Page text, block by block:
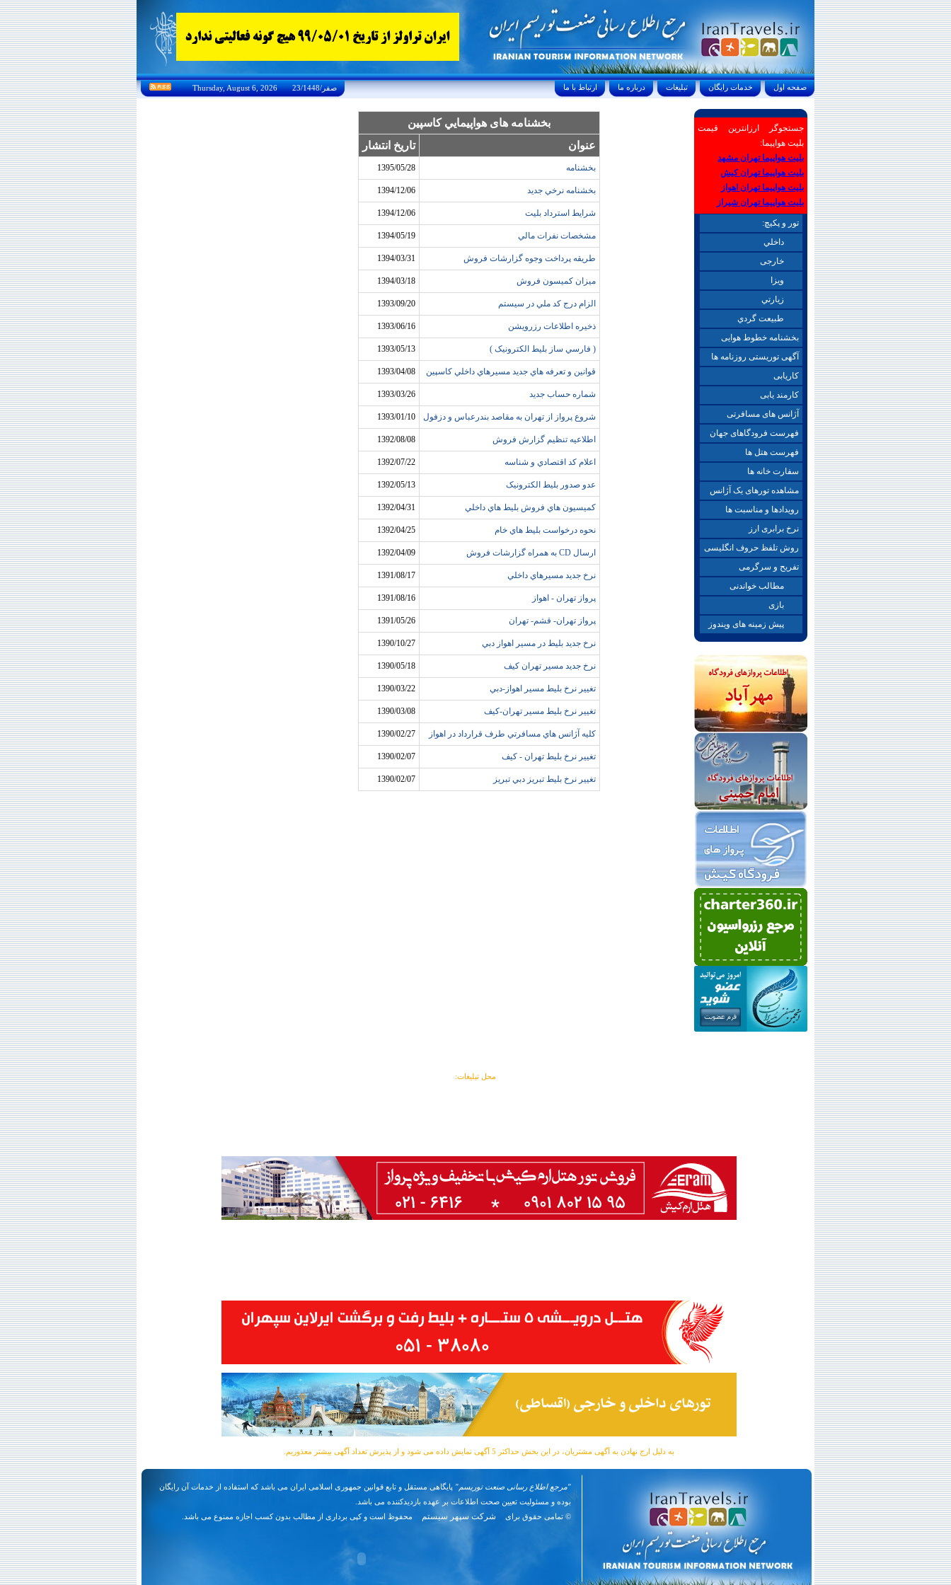
Thursday, August 6, 2026 23/صفر/1448 ارتباط با ما درباره ما تبليغات خدمات رايگان صفحه اول
بخشنامه های هواپيمايي کاسپين
عنوان
تاریخ انتشار
بخشنامه 1395/05/28
بخشنامه نرخي جديد 1394/12/06
شرايط استرداد بليت 1394/12/06
مشخصات نفرات مالي 1394/05/19
طريقه پرداخت وجوه گزارشات فروش 1394/03/31
ميزان کميسون فروش 1394/03/18
الزام درج کد ملي در سيستم 1393/09/20
ذخيره اطلاعات رزرويشن 1393/06/16
( فارسي ساز بليط الکترونيک ) 1393/05/13
قوانين و تعرفه هاي جديد مسيرهاي داخلي کاسپين 1393/04/08
شماره حساب جديد 1393/03/26
شروع پرواز از تهران به مقاصد بندرعباس و دزفول 1393/01/10
اطلاعيه تنظيم گزارش فروش 1392/08/08
اعلام کد اقتصادي و شناسه 1392/07/22
عدو صدور بليط الکترونيک 1392/05/13
کميسيون هاي فروش بليط هاي داخلي 1392/04/31
نحوه درخواست بليط هاي خام 1392/04/25
ارسال CD به همراه گزارشات فروش 1392/04/09
نرخ جديد مسيرهاي داخلي 1391/08/17
پرواز تهران - اهواز 1391/08/16
پرواز تهران- قشم- تهران 1391/05/26
نرخ جديد بليط در مسير اهواز دبي 1390/10/27
نرخ جديد مسير تهران کيف 1390/05/18
تغيير نرخ بليط مسير اهواز-دبي 1390/03/22
تغيير نرخ بليط مسير تهران-کيف 1390/03/08
کليه آژانس هاي مسافرتي طرف قرارداد در اهواز 1390/02/27
تغيير نرخ بليط تهران - کيف 1390/02/07
تغيير نرخ بليط تبريز دبي تبريز 1390/02/07
جستجوگر ارزانترین قیمت
بلیت هواپیما:
بلیت هواپیما تهران مشهد
بلیت هواپیما تهران کیش
بلیت هواپیما تهران اهواز
بلیت هواپیما تهران شیراز
تور و پکیچ:
داخلي
خارجی
ويزا
زيارتي
طبيعت گردي
بخشنامه خطوط هوایی
آگهی توریستی روزنامه ها
کاریابی
کارمند یابی
آژانس های مسافرتی
فهرست فرودگاهای جهان
فهرست هتل ها
سفارت خانه ها
مشاهده تورهای یک آژانس
رویدادها و مناسبت ها
نرخ برابری ارز
روش تلفظ حروف انگلیسی
تفریح و سرگرمی
مطالب خواندنی
بازی
پیش زمینه های ویندوز
محل تبلیغات:
به دلیل ارج نهادن به آگهی مشتریان، در این بخش حداکثر 5 آگهی نمایش داده می شود و از پذیرش تعداد آگهی بیشتر معذوریم.
"مرجع اطلاع رسانی صنعت توریسم" پایگاهی مستقل و تابع قوانین جمهوری اسلامی ایران می باشد که استفاده از خدمات آن رایگان
بوده و مسئوليت تعیین صحت اطلاعات بر عهده بازدیدکننده می باشد.
© تمامی حقوق برای
شرکت سپهر سیستم محفوظ است و کپی برداری از مطالب بدون کسب اجازه ممنوع می باشد.